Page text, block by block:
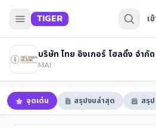
TIGER เ
บริษัท ไทย อิงเกอร์ โฮลดิ้ง จำกั
MAI ·
จุดเด่น สรุปงบล่าสุด สรุ